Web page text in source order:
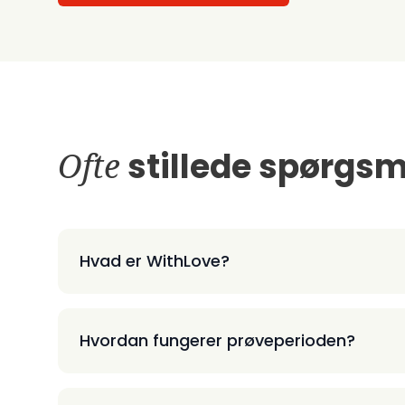
Ofte stillede
Hvad er WithLove?
Hvordan fungerer prøveperioden?